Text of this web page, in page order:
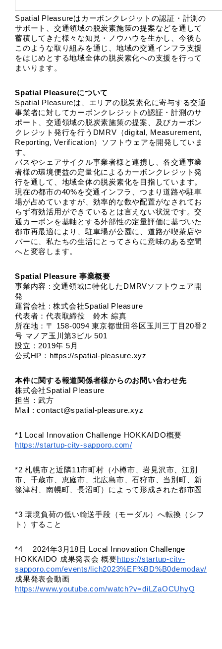
Spatial Pleasureはカーボンクレジットの認証・計測の
サポート、交通領域の脱炭素施策の提案などを通して
蓄積してきた様々な知見・ノウハウを生かし、今後も
このような取り組みを通じ、地域の交通インフラ支援
をはじめとする​​地域全体の脱炭素化への支援を行って
まいります。
Spatial Pleasureについて
Spatial Pleasureは、エリアの脱炭素化に寄与する交通
事業者に対してカーボンクレジットの認証・計測のサ
ポート、交通領域の脱炭素施策の提案、及びカーボン
クレジット発行を行うDMRV（digital, Measurement,
Reporting, Verification）ソフトウェアを開発していま
す。
バスやシェアサイクル事業者様と連携し、各交通事業
者様の環境便益の定量化によるカーボンクレジット発
行を通して、地域全体の脱炭素化を目指しています。
現在の都市の40%を交通インフラ、つまり道路や駐車
場が占めていますが、効率的な数や配置がなされてお
らず有効活用ができているとは言えない状況です。交
通カーボンを基軸とする外部性の定量評価に基づいた
都市再最適により、駐車場が公園に、道路が喫茶店や
バーに、私たちの生活にとってさらに意味のある空間
へと変容します。
Spatial Pleasure 事業概要
事業内容 : 交通領域に特化したDMRVソフトウェア開
発
運営会社 : 株式会社Spatial Pleasure
代表者：代表取締役　鈴木 綜真
所在地：〒 158-0094 東京都世田谷区玉川三丁目20番2
号 マノア玉川第3ビル 501
設立：2019年 5月
公式HP：https://spatial-pleasure.xyz
本件に関する報道関係者様からのお問い合わせ先
株式会社Spatial Pleasure
担当：武方
Mail : contact@spatial-pleasure.xyz
*1 Local Innovation Challenge HOKKAIDO概要
https://startup-city-sapporo.com/
*2 札幌市と近隣11市町村（小樽市、岩見沢市、江別
市、千歳市、恵庭市、北広島市、石狩市、当別町、新
篠津村、南幌町、長沼町）によって形成された都市圏
*3 環境負荷の低い輸送手段（モーダル）へ転換（シフ
ト）すること
*4 2024年3月18日 Local Innovation Challenge
HOKKAIDO 成果発表会 概要https://startup-city-
sapporo.com/events/lich2023%EF%BD%B0demoday/
成果発表会動画
https://www.youtube.com/watch?v=diLZaOCUhyQ